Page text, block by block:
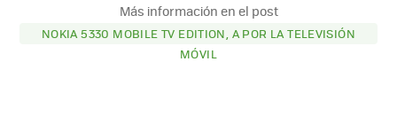
Más información en el post
NOKIA 5330 MOBILE TV EDITION, A POR LA TELEVISIÓN
MÓVIL